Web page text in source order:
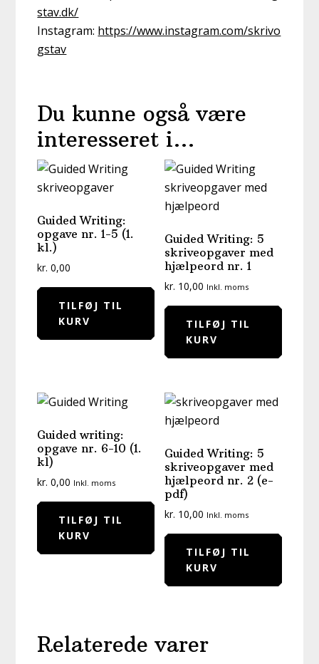
stav.dk/
Instagram: https://www.instagram.com/skrivo
gstav
Du kunne også være
interesseret i…
Guided Writing:
opgave nr. 1-5 (1.
kl.)
kr. 0,00
TILFØJ TIL
KURV
Guided Writing: 5
skriveopgaver med
hjælpeord nr. 1
kr. 10,00 Inkl. moms
TILFØJ TIL
KURV
Guided writing:
opgave nr. 6-10 (1.
kl)
kr. 0,00 Inkl. moms
TILFØJ TIL
KURV
Guided Writing: 5
skriveopgaver med
hjælpeord nr. 2 (e-
pdf)
kr. 10,00 Inkl. moms
TILFØJ TIL
KURV
Relaterede varer